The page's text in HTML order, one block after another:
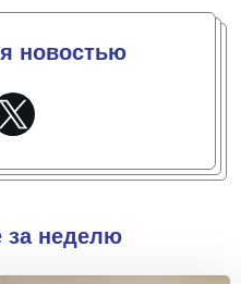
новостью
за неделю